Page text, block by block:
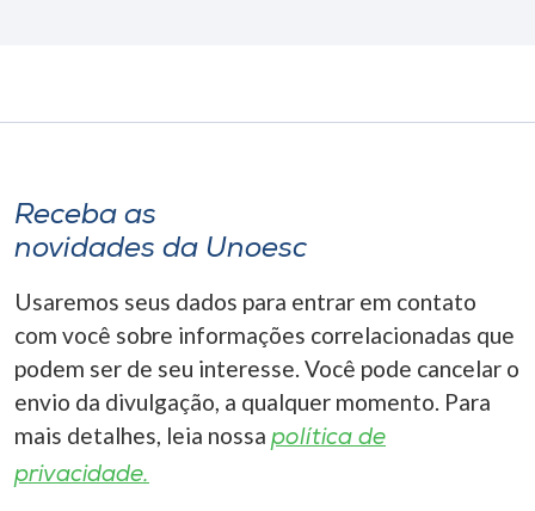
Receba as
novidades da Unoesc
Usaremos seus dados para entrar em contato
com você sobre informações correlacionadas que
podem ser de seu interesse. Você pode cancelar o
envio da divulgação, a qualquer momento. Para
mais detalhes, leia nossa política de
privacidade.